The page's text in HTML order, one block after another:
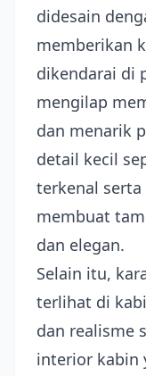
didesain
memberikan
dikendarai di
mengilap
dan menarik
detail kecil
terkenal
membuat
dan elegan.
Selain itu,
terlihat di
dan realisme
interior kabin